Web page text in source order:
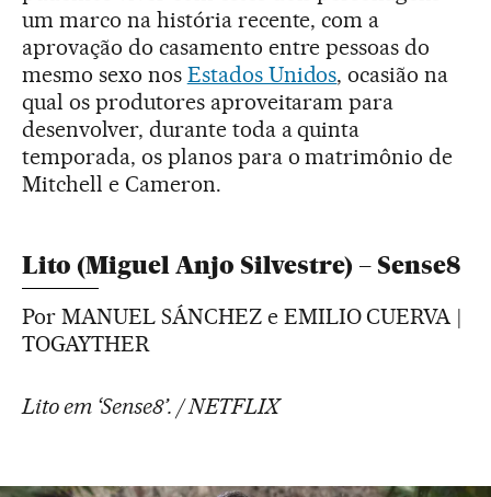
um marco na história recente, com a
aprovação do casamento entre pessoas do
mesmo sexo nos Estados Unidos, ocasião na
qual os produtores aproveitaram para
desenvolver, durante toda a quinta
temporada, os planos para o matrimônio de
Mitchell e Cameron.
Lito (Miguel Anjo Silvestre) – Sense8
Por MANUEL SÁNCHEZ e EMILIO CUERVA |
TOGAYTHER
Lito em ‘Sense8’. / NETFLIX